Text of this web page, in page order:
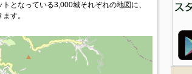
となっている3,000城それぞれの地図に、
す。